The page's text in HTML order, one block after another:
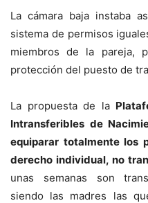
La cámara baja instaba
sistema de permisos
miembros de la pareja,
protección del puesto de
La propuesta de la
Intransferibles de
equiparar totalmente los
derecho individual, no
unas semanas son
siendo las madres las